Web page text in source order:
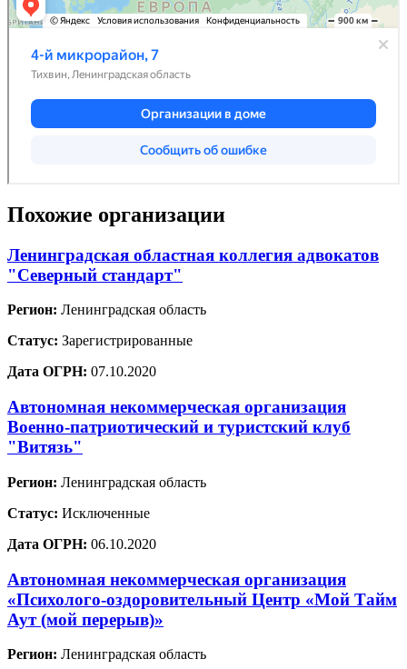
Похожие организации
Ленинградская областная коллегия адвокатов
"Северный стандарт"
Регион: Ленинградская область
Статус: Зарегистрированные
Дата ОГРН: 07.10.2020
Автономная некоммерческая организация
Военно-патриотический и туристский клуб
"Витязь"
Регион: Ленинградская область
Статус: Исключенные
Дата ОГРН: 06.10.2020
Автономная некоммерческая организация
«Психолого-оздоровительный Центр «Мой Тайм
Аут (мой перерыв)»
Регион: Ленинградская область